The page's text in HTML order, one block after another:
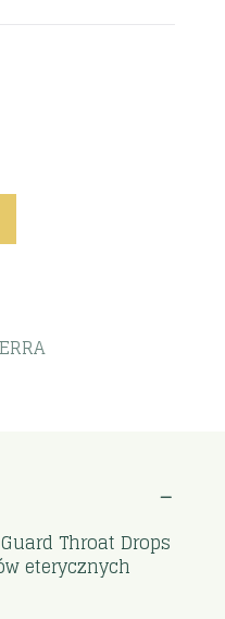
Throat Drops
eterycznych